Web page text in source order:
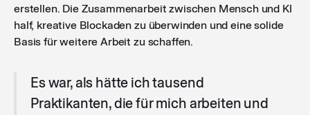
erstellen. Die Zusammenarbeit zwischen Mensch und KI
half, kreative Blockaden zu überwinden und eine solide
Basis für weitere Arbeit zu schaffen.
Es war, als hätte ich tausend
Praktikanten, die für mich arbeiten und